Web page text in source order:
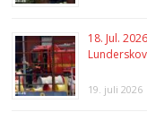
18. Jul.
19. juli 2026